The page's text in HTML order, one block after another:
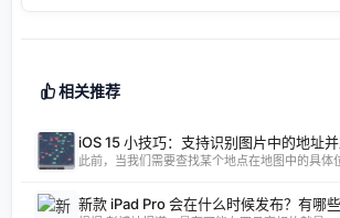
相关推荐
iOS 15 小技巧：支持识别图片中的地址
此前，当我们需要查找某个地点在地图中的具体
新款 iPad Pro 会在什么时候发布？有哪些